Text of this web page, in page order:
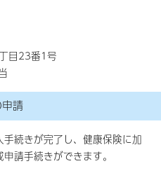
目23番1号
請
続きが完了し、健康保険に加
請手続きができます。